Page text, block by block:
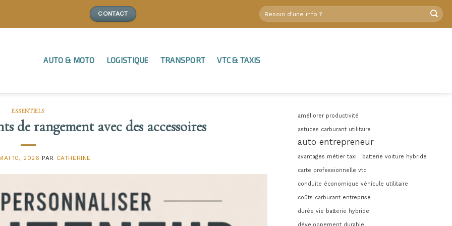
CONTACT
AUTO & MOTO LOGISTIQUE TRANSPORT VTC & TAXIS
ESSENTIELS
de rangement avec des accessoires
10, 2026 PAR CATHERINE
améliorer productivité
astuces carburant utilitaire
auto entrepreneur
avantages métier taxi batterie voiture hybride
carte professionnelle vtc
conduite économique véhicule utilitaire
coûts carburant entreprise
durée vie batterie hybride